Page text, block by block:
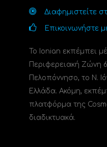
Διαφημιστείτε
Επικοινωνήστε
Το Ionian εκπέμπει
Περιφερειακή Ζώνη
Πελοπόννησο, το N.
Ελλάδα. Ακόμη,
πλατφόρμα της
διαδικτυακά.